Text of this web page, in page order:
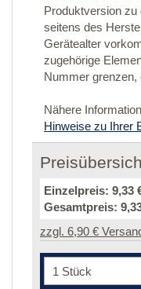
Produktversion
seitens des
Gerätealter
zugehörige
Nummer
Nähere
Hinweise zu Ihrer
Einzelpreis: 9,33
Gesamtpreis:
zzgl. 6,90 €